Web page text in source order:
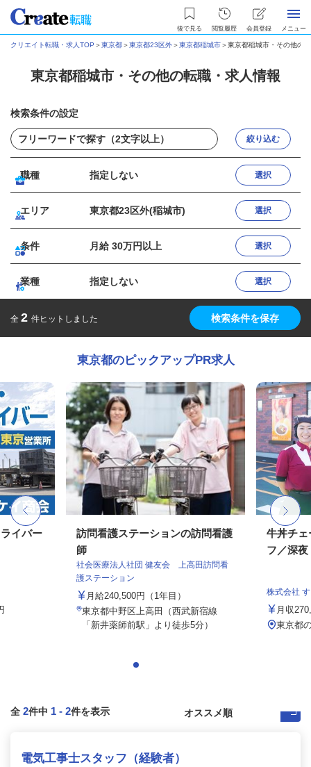
後で見る 閲覧履歴 会員登録 メニュー
クリエイト転職・求人TOP ＞東京都＞東京都23区外＞東京都稲城市＞東京都稲城市・その他の
東京都稲城市・その他の転職・求人情報
検索条件の設定
絞り込む
職種 指定しない 選択
エリア 東京都23区外(稲城市) 選択
条件 月給 30万円以上 選択
業種 指定しない 選択
全 2 件ヒットしました 検索条件を保存
東京都のピックアップPR求人
イバー
訪問看護ステーションの訪問看護
師
社会医療法人社団 健友会 上高田訪問看
護ステーション
月給240,500円（1年目）
東京都中野区上高田（西武新宿線
「新井薬師前駅」より徒歩5分）
牛丼チェ
フ／深夜
株式会社
月収
東京都
全 2件中 1 - 2件を表示
電気工事士スタッフ（経験者）